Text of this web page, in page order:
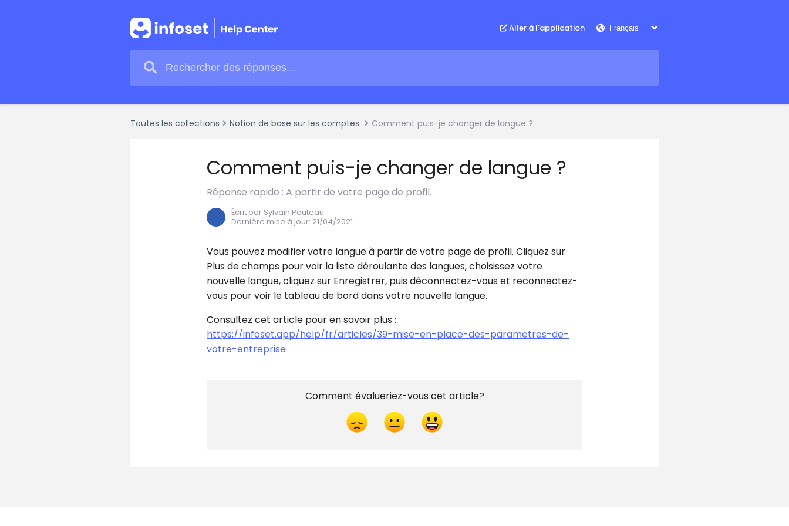
Aller à l'application
Toutes les collections Notion de base sur les comptes Comment puis-je changer de langue ?
Comment puis-je changer de langue ?
Réponse rapide : A partir de votre page de profil.
Écrit par Sylvain Pouteau
Dernière mise à jour: 21/04/2021
Vous pouvez modifier votre langue à partir de votre page de profil. Cliquez sur
Plus de champs pour voir la liste déroulante des langues, choisissez votre
nouvelle langue, cliquez sur Enregistrer, puis déconnectez-vous et reconnectez-
vous pour voir le tableau de bord dans votre nouvelle langue.
Consultez cet article pour en savoir plus :
https://infoset.app/help/fr/articles/39-mise-en-place-des-parametres-de-
votre-entreprise
Comment évalueriez-vous cet article?